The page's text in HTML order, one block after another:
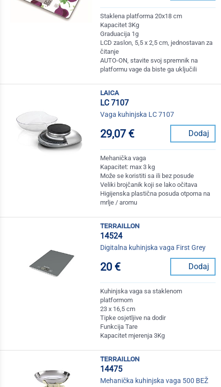
Staklena platforma 20x18 cm
Kapacitet 3Kg
Graduacija 1g
LCD zaslon, 5,5 x 2,5 cm, jednostavan za
čitanje
AUTO-ON, stavite svoj spremnik na
platformu vage da biste ga uključili
laica
LC 7107
Vaga kuhinjska LC 7107
29,07 € Dodaj
Mehanička vaga
Kapacitet: max 3 kg
Može se koristiti sa ili bez posude
Veliki brojčanik koji se lako očitava
Higijenska plastična posuda otporna na
mrlje / aromu
terraillon
14524
Digitalna kuhinjska vaga First Grey
20 € Dodaj
Kuhinjska vaga sa staklenom
platformom
23 x 16,5 cm
Tipke osjetljive na dodir
Funkcija Tare
Kapacitet mjerenja 3Kg
terraillon
14475
Mehanička kuhinjska vaga 500 BEŽ